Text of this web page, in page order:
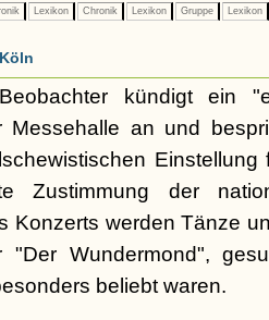
Lexikon Chronik Lexikon Gruppe Lexikon
kündigt ein
Messehalle an und
Zustimmung der
Konzerts werden Tänze
"Der Wundermond",
beliebt waren.